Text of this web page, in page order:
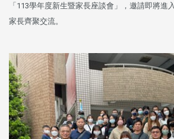
「113學年度新生暨家長座談會」，邀請即將進
家長齊聚交流。